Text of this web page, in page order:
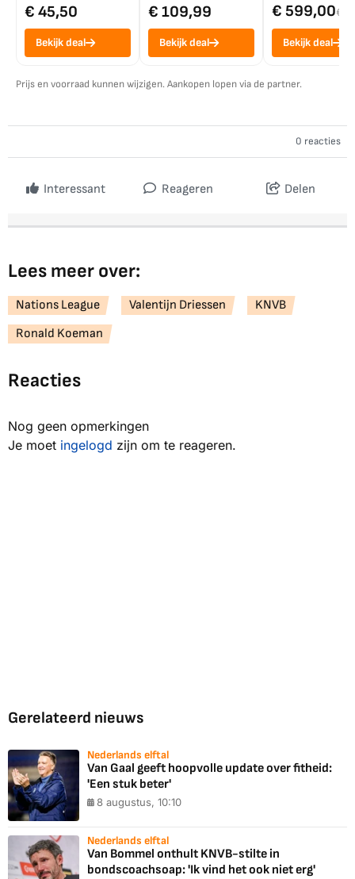
€ 45,50
Bekijk deal
€ 109,99
Bekijk deal
€ 599,00€
Bekijk deal
Prijs en voorraad kunnen wijzigen. Aankopen lopen via de partner.
0 reacties
Interessant Reageren Delen
Lees meer over:
Nations League Valentijn Driessen
KNVB
Ronald Koeman
Reacties
Nog geen opmerkingen
Je moet ingelogd zijn om te reageren.
Gerelateerd nieuws
Nederlands elftal
Van Gaal geeft hoopvolle update over fitheid:
'Een stuk beter'
8 augustus, 10:10
Nederlands elftal
Van Bommel onthult KNVB-stilte in
bondscoachsoap: 'Ik vind het ook niet erg'